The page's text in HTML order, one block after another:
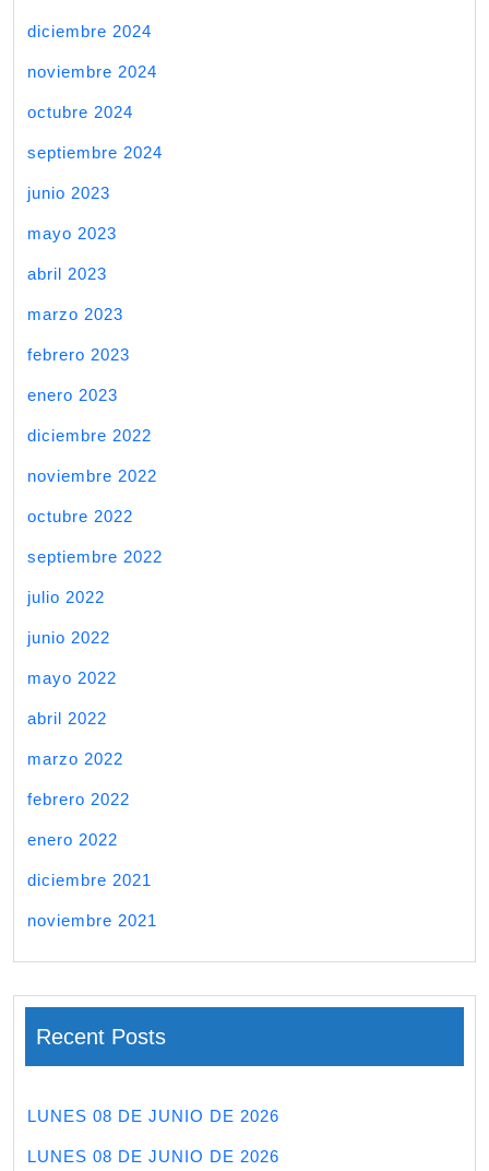
diciembre 2024
noviembre 2024
octubre 2024
septiembre 2024
junio 2023
mayo 2023
abril 2023
marzo 2023
febrero 2023
enero 2023
diciembre 2022
noviembre 2022
octubre 2022
septiembre 2022
julio 2022
junio 2022
mayo 2022
abril 2022
marzo 2022
febrero 2022
enero 2022
diciembre 2021
noviembre 2021
Recent Posts
LUNES 08 DE JUNIO DE 2026
LUNES 08 DE JUNIO DE 2026